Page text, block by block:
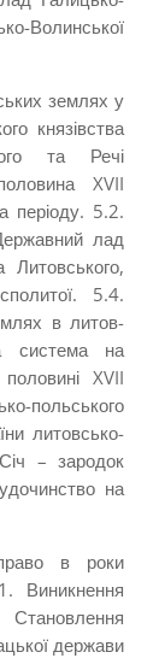
Волинської
землях у
князівства
та Речі
XVII
періоду. 5.2.
лад
Литовського,
5.4.
в литов­
система на
XVII
польського
литовсько-
– зародок
на
в роки
Виникнення
Становлення
держави